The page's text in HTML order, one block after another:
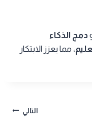
دمج الذكاء
، مما يعزز الابتكار
التالي